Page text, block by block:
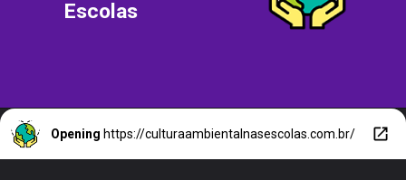
Escolas
Opening https://culturaambientalnasescolas.com.br/